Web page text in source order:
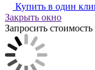
Купить в один
Закрыть окно
Запросить стоимость